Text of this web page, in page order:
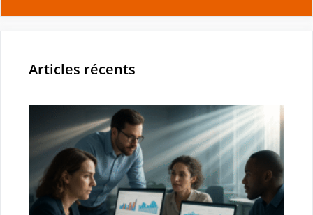
Articles récents